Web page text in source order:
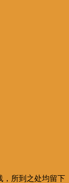
，所到之处均留下